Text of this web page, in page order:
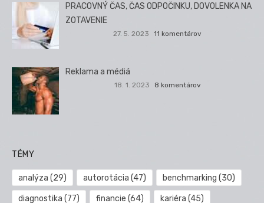
PRACOVNÝ ČAS, ČAS ODPOČINKU, DOVOLENKA NA
ZOTAVENIE
27. 5. 2023 11 komentárov
Reklama a médiá
18. 1. 2023 8 komentárov
TÉMY
analýza (29) autorotácia (47) benchmarking (30)
diagnostika (77) financie (64) kariéra (45)